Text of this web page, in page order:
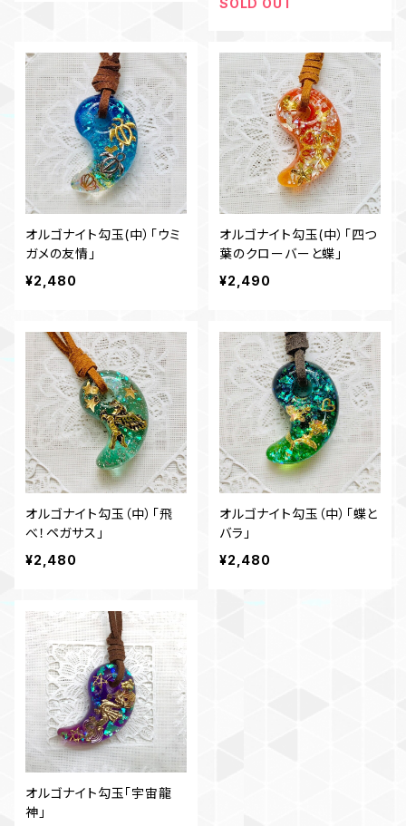
SOLD OUT
オルゴナイト勾玉(中）「ウミ
ガメの友情」
¥2,480
オルゴナイト勾玉(中）「四つ
葉のクローバーと蝶」
¥2,490
オルゴナイト勾玉（中）「飛
べ！ペガサス」
¥2,480
オルゴナイト勾玉（中）「蝶と
バラ」
¥2,480
オルゴナイト勾玉「宇宙龍
神」